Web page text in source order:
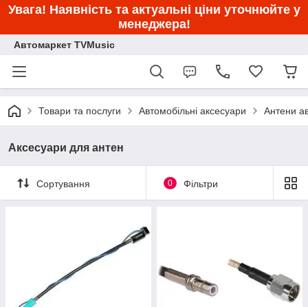
Увага! Наявність та актуальні ціни уточнюйте у
менеджера!
Автомаркет TVMusic
Товари та послуги Автомобільні аксесуари Антени
Аксесуари для антен
Сортування 0 Фільтри